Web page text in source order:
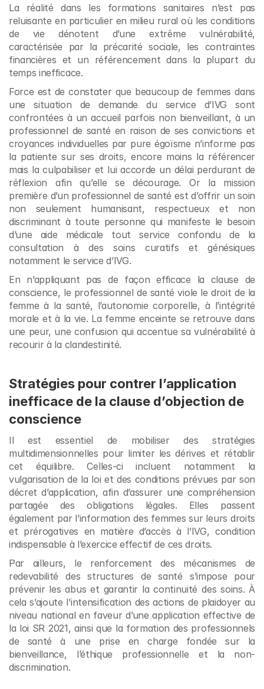
La réalité dans les formations sanitaires n’est pas
reluisante en particulier en milieu rural où les conditions
de vie dénotent d’une extrême vulnérabilité,
caractérisée par la précarité sociale, les contraintes
financières et un référencement dans la plupart du
temps inefficace.
Force est de constater que beaucoup de femmes dans
une situation de demande du service d’IVG sont
confrontées à un accueil parfois non bienveillant, à un
professionnel de santé en raison de ses convictions et
croyances individuelles par pure égoïsme n’informe pas
la patiente sur ses droits, encore moins la référencer
mais la culpabiliser et lui accorde un délai perdurant de
réflexion afin qu’elle se décourage. Or la mission
première d’un professionnel de santé est d’offrir un soin
non seulement humanisant, respectueux et non
discriminant à toute personne qui manifeste le besoin
d’une aide médicale tout service confondu de la
consultation à des soins curatifs et génésiques
notamment le service d’IVG.
En n’appliquant pas de façon efficace la clause de
conscience, le professionnel de santé viole le droit de la
femme à la santé, l’autonomie corporelle, à l’intégrité
morale et à la vie. La femme enceinte se retrouve dans
une peur, une confusion qui accentue sa vulnérabilité à
recourir à la clandestinité.
Stratégies pour contrer l’application
inefficace de la clause d’objection de
conscience
Il est essentiel de mobiliser des stratégies
multidimensionnelles pour limiter les dérives et rétablir
cet équilibre. Celles-ci incluent notamment la
vulgarisation de la loi et des conditions prévues par son
décret d’application, afin d’assurer une compréhension
partagée des obligations légales. Elles passent
également par l’information des femmes sur leurs droits
et prérogatives en matière d’accès à l’IVG, condition
indispensable à l’exercice effectif de ces droits.
Par ailleurs, le renforcement des mécanismes de
redevabilité des structures de santé s’impose pour
prévenir les abus et garantir la continuité des soins. À
cela s’ajoute l’intensification des actions de plaidoyer au
niveau national en faveur d’une application effective de
la loi SR 2021, ainsi que la formation des professionnels
de santé à une prise en charge fondée sur la
bienveillance, l’éthique professionnelle et la non-
discrimination.